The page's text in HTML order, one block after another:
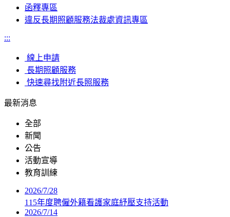
函釋專區
違反長期照顧服務法裁處資訊專區
:::
線上申請
長期照顧服務
快速尋找附近長照服務
最新消息
全部
新聞
公告
活動宣導
教育訓練
2026/7/28
115年度聘僱外籍看護家庭紓壓支持活動
2026/7/14